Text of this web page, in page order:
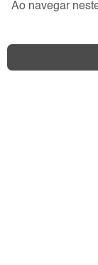
Ao navegar